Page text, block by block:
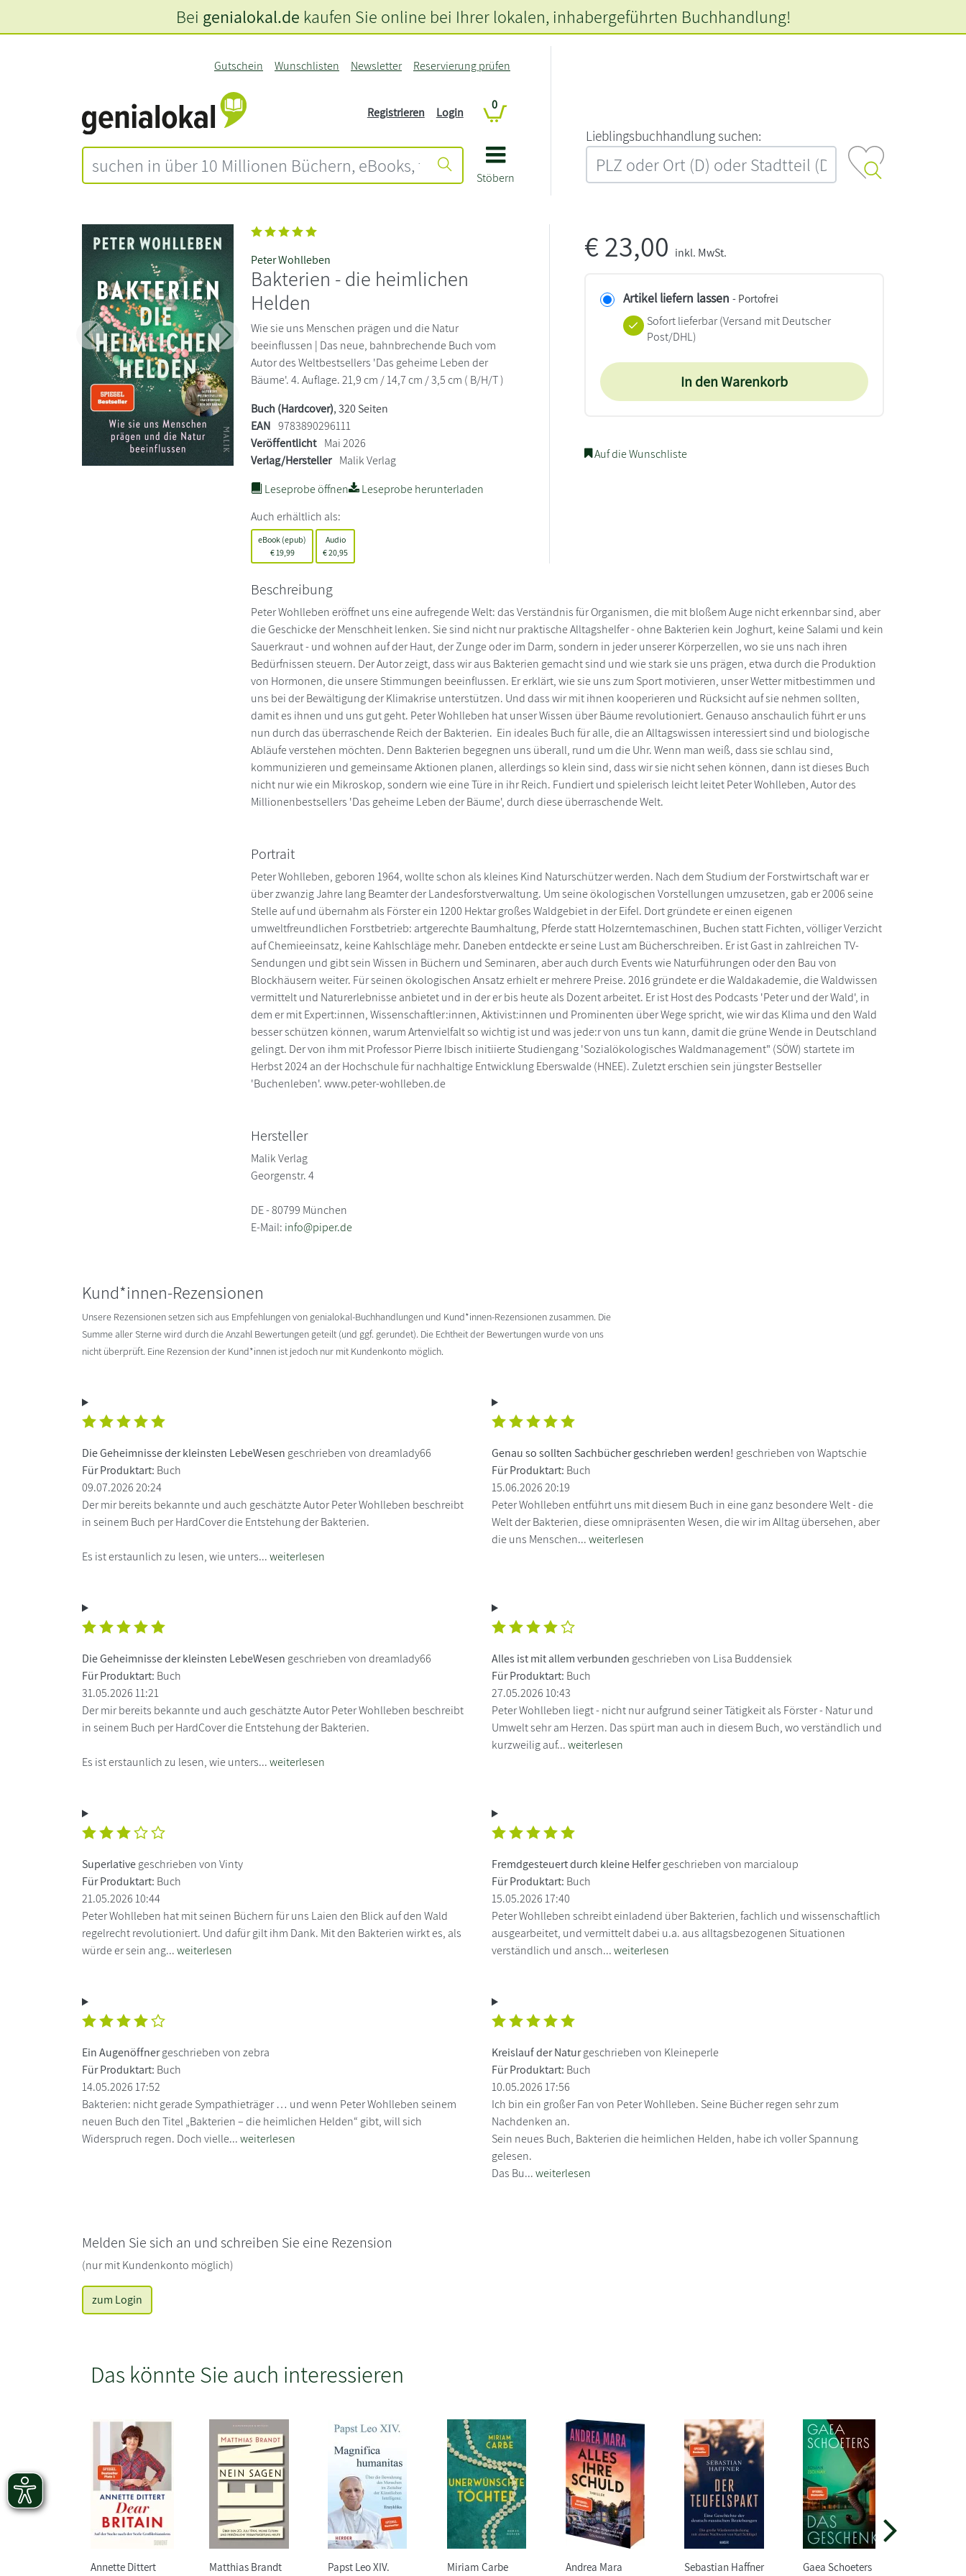
Stöbern
Gutschein Wunschlisten Newsletter Reservierung prüfen
Registrieren Login
0
L‍i‍e‍b‍l‍i‍n‍g‍s‍b‍u‍c‍h‍h‍a‍n‍d‍l‍u‍n‍g‍ ‍s‍u‍c‍h‍e‍n‍:‍
Bei genialokal.de kaufen Sie online bei Ihrer lokalen, inhabergeführten Buchhandlung!
Zurück Weiter
Peter Wohlleben
Bakterien - die heimlichen
Helden
Wie sie uns Menschen prägen und die Natur
beeinflussen | Das neue, bahnbrechende Buch vom
Autor des Weltbestsellers 'Das geheime Leben der
Bäume'. 4. Auflage. 21,9 cm / 14,7 cm / 3,5 cm ( B/H/T )
Buch (Hardcover), 320 Seiten
EAN 9783890296111
Veröffentlicht Mai 2026
Verlag/Hersteller Malik Verlag
Leseprobe öffnen
Leseprobe herunterladen
Auch erhältlich als:
eBook (epub)
€19,99
Audio
€20,95
€23,00 inkl. MwSt.
Artikel liefern lassen - Portofrei
Sofort lieferbar(Versand mit Deutscher
Post/DHL)
In den Warenkorb
Auf die Wunschliste
Beschreibung
Peter Wohlleben eröffnet uns eine aufregende Welt: das Verständnis für Organismen, die mit bloßem Auge nicht erkennbar sind, aber
die Geschicke der Menschheit lenken. Sie sind nicht nur praktische Alltagshelfer - ohne Bakterien kein Joghurt, keine Salami und kein
Sauerkraut - und wohnen auf der Haut, der Zunge oder im Darm, sondern in jeder unserer Körperzellen, wo sie uns nach ihren
Bedürfnissen steuern. Der Autor zeigt, dass wir aus Bakterien gemacht sind und wie stark sie uns prägen, etwa durch die Produktion
von Hormonen, die unsere Stimmungen beeinflussen. Er erklärt, wie sie uns zum Sport motivieren, unser Wetter mitbestimmen und
uns bei der Bewältigung der Klimakrise unterstützen. Und dass wir mit ihnen kooperieren und Rücksicht auf sie nehmen sollten,
damit es ihnen und uns gut geht. Peter Wohlleben hat unser Wissen über Bäume revolutioniert. Genauso anschaulich führt er uns
nun durch das überraschende Reich der Bakterien. Ein ideales Buch für alle, die an Alltagswissen interessiert sind und biologische
Abläufe verstehen möchten. Denn Bakterien begegnen uns überall, rund um die Uhr. Wenn man weiß, dass sie schlau sind,
kommunizieren und gemeinsame Aktionen planen, allerdings so klein sind, dass wir sie nicht sehen können, dann ist dieses Buch
nicht nur wie ein Mikroskop, sondern wie eine Türe in ihr Reich. Fundiert und spielerisch leicht leitet Peter Wohlleben, Autor des
Millionenbestsellers 'Das geheime Leben der Bäume', durch diese überraschende Welt.
Portrait
Peter Wohlleben, geboren 1964, wollte schon als kleines Kind Naturschützer werden. Nach dem Studium der Forstwirtschaft war er
über zwanzig Jahre lang Beamter der Landesforstverwaltung. Um seine ökologischen Vorstellungen umzusetzen, gab er 2006 seine
Stelle auf und übernahm als Förster ein 1200 Hektar großes Waldgebiet in der Eifel. Dort gründete er einen eigenen
umweltfreundlichen Forstbetrieb: artgerechte Baumhaltung, Pferde statt Holzerntemaschinen, Buchen statt Fichten, völliger Verzicht
auf Chemieeinsatz, keine Kahlschläge mehr. Daneben entdeckte er seine Lust am Bücherschreiben. Er ist Gast in zahlreichen TV-
Sendungen und gibt sein Wissen in Büchern und Seminaren, aber auch durch Events wie Naturführungen oder den Bau von
Blockhäusern weiter. Für seinen ökologischen Ansatz erhielt er mehrere Preise. 2016 gründete er die Waldakademie, die Waldwissen
vermittelt und Naturerlebnisse anbietet und in der er bis heute als Dozent arbeitet. Er ist Host des Podcasts 'Peter und der Wald', in
dem er mit Expert:innen, Wissenschaftler:innen, Aktivist:innen und Prominenten über Wege spricht, wie wir das Klima und den Wald
besser schützen können, warum Artenvielfalt so wichtig ist und was jede:r von uns tun kann, damit die grüne Wende in Deutschland
gelingt. Der von ihm mit Professor Pierre Ibisch initiierte Studiengang 'Sozialökologisches Waldmanagement" (SÖW) startete im
Herbst 2024 an der Hochschule für nachhaltige Entwicklung Eberswalde (HNEE). Zuletzt erschien sein jüngster Bestseller
'Buchenleben'. www.peter-wohlleben.de
Hersteller
Malik Verlag
Georgenstr. 4
DE - 80799 München
E-Mail: info@piper.de
Kund*innen-Rezensionen
Unsere Rezensionen setzen sich aus Empfehlungen von genialokal-Buchhandlungen und Kund*innen-Rezensionen zusammen. Die
Summe aller Sterne wird durch die Anzahl Bewertungen geteilt (und ggf. gerundet). Die Echtheit der Bewertungen wurde von uns
nicht überprüft. Eine Rezension der Kund*innen ist jedoch nur mit Kundenkonto möglich.
Die Geheimnisse der kleinsten LebeWesen geschrieben von dreamlady66
Für Produktart: Buch
09.07.2026 20:24
Der mir bereits bekannte und auch geschätzte Autor Peter Wohlleben beschreibt
in seinem Buch per HardCover die Entstehung der Bakterien.
Es ist erstaunlich zu lesen, wie unters...weiterlesen
Genau so sollten Sachbücher geschrieben werden! geschrieben von Waptschie
Für Produktart: Buch
15.06.2026 20:19
Peter Wohlleben entführt uns mit diesem Buch in eine ganz besondere Welt - die
Welt der Bakterien, diese omnipräsenten Wesen, die wir im Alltag übersehen, aber
die uns Menschen...weiterlesen
Die Geheimnisse der kleinsten LebeWesen geschrieben von dreamlady66
Für Produktart: Buch
31.05.2026 11:21
Der mir bereits bekannte und auch geschätzte Autor Peter Wohlleben beschreibt
in seinem Buch per HardCover die Entstehung der Bakterien.
Es ist erstaunlich zu lesen, wie unters...weiterlesen
Alles ist mit allem verbunden geschrieben von Lisa Buddensiek
Für Produktart: Buch
27.05.2026 10:43
Peter Wohlleben liegt - nicht nur aufgrund seiner Tätigkeit als Förster - Natur und
Umwelt sehr am Herzen. Das spürt man auch in diesem Buch, wo verständlich und
kurzweilig auf...weiterlesen
Superlativegeschrieben von Vinty
Für Produktart: Buch
21.05.2026 10:44
Peter Wohlleben hat mit seinen Büchern für uns Laien den Blick auf den Wald
regelrecht revolutioniert. Und dafür gilt ihm Dank. Mit den Bakterien wirkt es, als
würde er sein ang...weiterlesen
Fremdgesteuert durch kleine Helfergeschrieben von marcialoup
Für Produktart: Buch
15.05.2026 17:40
Peter Wohlleben schreibt einladend über Bakterien, fachlich und wissenschaftlich
ausgearbeitet, und vermittelt dabei u.a. aus alltagsbezogenen Situationen
verständlich und ansch...weiterlesen
Ein Augenöffnergeschrieben von zebra
Für Produktart: Buch
14.05.2026 17:52
Bakterien: nicht gerade Sympathieträger … und wenn Peter Wohlleben seinem
neuen Buch den Titel „Bakterien – die heimlichen Helden“ gibt, will sich
Widerspruch regen. Doch vielle...weiterlesen
Kreislauf der Naturgeschrieben von Kleineperle
Für Produktart: Buch
10.05.2026 17:56
Ich bin ein großer Fan von Peter Wohlleben. Seine Bücher regen sehr zum
Nachdenken an.
Sein neues Buch, Bakterien die heimlichen Helden, habe ich voller Spannung
gelesen.
Das Bu...weiterlesen
Melden Sie sich an und schreiben Sie eine Rezension
(nur mit Kundenkonto möglich)
zum Login
Das könnte Sie auch interessieren
Annette Dittert Matthias Brandt Papst Leo XIV. Miriam Carbe Andrea Mara Sebastian Haffner Gaea Schoeters